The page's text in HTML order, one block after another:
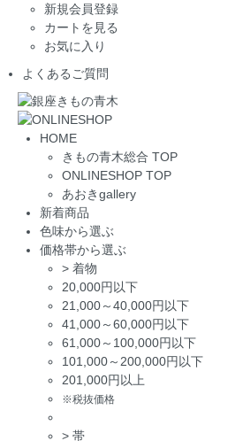
新規会員登録
カートを見る
お気に入り
よくあるご質問
HOME
きもの青木総合 TOP
ONLINESHOP TOP
あおきgallery
新着商品
色味から選ぶ
価格帯から選ぶ
> 着物
20,000円以下
21,000～40,000円以下
41,000～60,000円以下
61,000～100,000円以下
101,000～200,000円以下
201,000円以上
※税抜価格
> 帯